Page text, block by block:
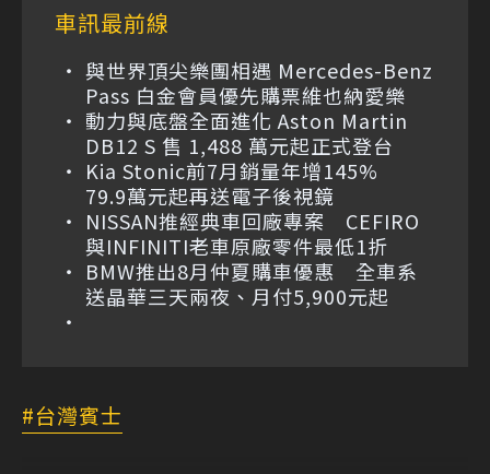
車訊最前線
與世界頂尖樂團相遇 Mercedes-Benz
Pass 白金會員優先購票維也納愛樂
動力與底盤全面進化 Aston Martin
DB12 S 售 1,488 萬元起正式登台
Kia Stonic前7月銷量年增145%
79.9萬元起再送電子後視鏡
NISSAN推經典車回廠專案 CEFIRO
與INFINITI老車原廠零件最低1折
BMW推出8月仲夏購車優惠 全車系
送晶華三天兩夜、月付5,900元起
台灣賓士